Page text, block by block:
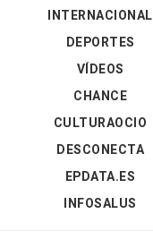
INTERNACIONAL
DEPORTES
VÍDEOS
CHANCE
CULTURAOCIO
DESCONECTA
EPDATA.ES
INFOSALUS